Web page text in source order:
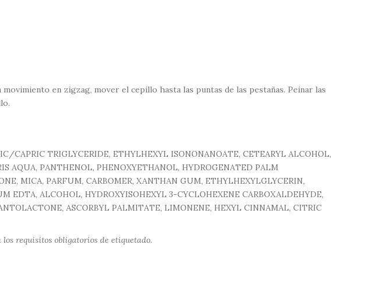
en zigzag, mover el cepillo hasta las puntas de las pestañas. Peinar las
CAPRIC TRIGLYCERIDE, ETHYLHEXYL ISONONANOATE, CETEARYL ALCOHOL,
AQUA, PANTHENOL, PHENOXYETHANOL, HYDROGENATED PALM
MICA, PARFUM, CARBOMER, XANTHAN GUM, ETHYLHEXYLGLYCERIN,
ALCOHOL, HYDROXYISOHEXYL 3-CYCLOHEXENE CARBOXALDEHYDE,
ASCORBYL PALMITATE, LIMONENE, HEXYL CINNAMAL, CITRIC
requisitos obligatorios de etiquetado.